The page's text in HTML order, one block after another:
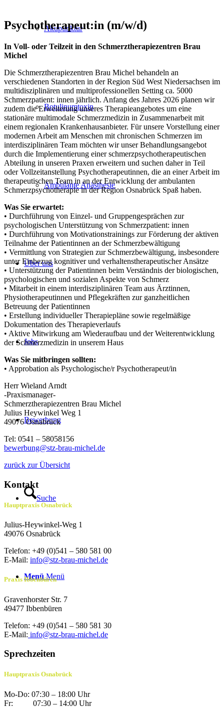
Akupunktur
Botulinumtoxin
Ambulante Anästhesie
Über uns
Jobs
Bewerbung
Suche
Menü Menü
Psychotherapeut:in (m/w/d)
In Voll- oder Teilzeit in den Schmerztherapiezentren Brau
Michel
Die Schmerztherapiezentren Brau Michel behandeln an
verschiedenen Standorten in der Region Süd West Niedersachsen im
multidisziplinären und multiprofessionellen Setting ca. 5000
Schmerzpatient: innen jährlich. Anfang des Jahres 2026 planen wir
zudem die Erweiterung unseres Therapieangebotes um eine
stationäre multimodale Schmerzmedizin in Zusammenarbeit mit
einem regionalen Krankenhausanbieter. Für unsere Vorstellung einer
modernen Arbeit am Menschen mit chronischen Schmerzen im
interdisziplinären Team möchten wir unser Behandlungsangebot
durch die Implementierung einer schmerzpsychotherapeutischen
Abteilung in unseren Praxen erweitern und suchen daher in Teil
oder Vollzeitanstellung Psychotherapeutinnen, die an einer Arbeit im
therapeutischen Team in an der Entwicklung der ambulanten
Schmerzpsychotherapie in der Region Osnabrück Spaß haben.
Was Sie erwartet:
• Durchführung von Einzel- und Gruppengesprächen zur
psychologischen Unterstützung von Schmerzpatient: innen
• Durchführung von Motivationstrainings zur Förderung der aktiven
Teilnahme der Patientinnen an der Schmerzbewältigung
• Vermittlung von Strategien zur Schmerzbewältigung, insbesondere
unter Einbezug kognitiver und verhaltenstherapeutischer Ansätze
• Unterstützung der Patientinnen beim Verständnis der biologischen,
psychologischen und sozialen Aspekte von Schmerz
• Mitarbeit in einem interdisziplinären Team aus Ärztinnen,
Physiotherapeutinnen und Pflegekräften zur ganzheitlichen
Betreuung der Patientinnen
• Erstellung individueller Therapiepläne sowie regelmäßige
Dokumentation des Therapieverlaufs
• Aktive Mitwirkung am Wiederaufbau und der Weiterentwicklung
der Schmerzmedizin in unserem Haus
Was Sie mitbringen sollten:
• Approbation als Psychologische/r Psychotherapeut/in
Herr Wieland Arndt
-Praxismanager-
Schmerztherapiezentren Brau Michel
Julius Heywinkel Weg 1
49076 Osnabrück
Tel: 0541 – 58058156
bewerbung@stz-brau-michel.de
zurück zur Übersicht
Kontakt
Hauptpraxis Osnabrück
Julius-Heywinkel-Weg 1
49076 Osnabrück
Telefon: +49 (0)541 – 580 581 00
E-Mail: info@stz-brau-michel.de
Praxis Ibbenbüren
Gravenhorster Str. 7
49477 Ibbenbüren
Telefon: +49 (0)541 – 580 581 30
E-Mail: info@stz-brau-michel.de
Sprechzeiten
Hauptpraxis Osnabrück
Mo-Do: 07:30 – 18:00 Uhr
Fr: 07:30 – 14:00 Uhr